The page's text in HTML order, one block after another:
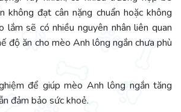
không đạt cân nặng chuẩn hoặc không
lắm sẽ có nhiều nguyên nhân liên quan
độ ăn cho mèo Anh lông ngắn chưa phù
để giúp mèo Anh lông ngắn tăng
đảm bảo sức khoẻ.